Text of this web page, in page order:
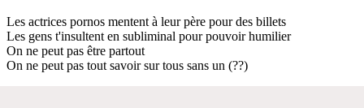
Les actrices pornos mentent à leur père pour des billets
Les gens t'insultent en subliminal pour pouvoir humilier
On ne peut pas être partout
On ne peut pas tout savoir sur tous sans un (??)